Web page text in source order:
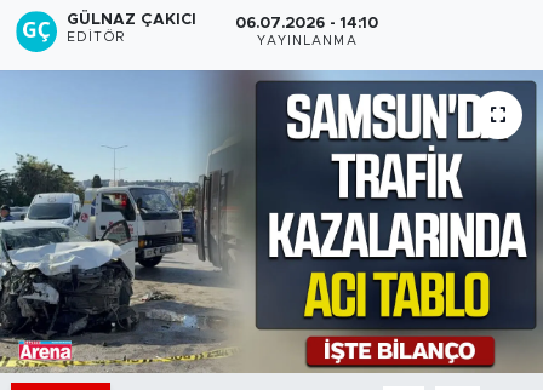
GÜLNAZ ÇAKICI
EDITÖR
06.07.2026 - 14:10
YAYINLANMA
Haber Arşivi